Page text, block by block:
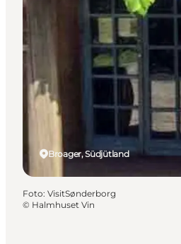
Broager, Südjütland
Foto: VisitSønderborg
© Halmhuset Vin